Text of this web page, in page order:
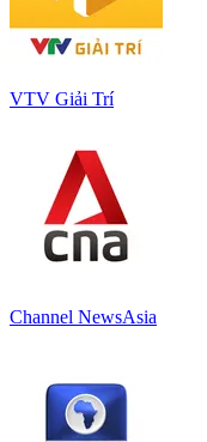
VTV Giải Trí
Channel NewsAsia